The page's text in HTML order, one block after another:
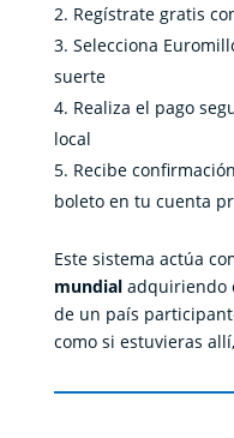
Regístrate gratis
Selecciona
suerte
Realiza el pago
local
Recibe
boleto en tu cuenta
Este sistema actúa
mundialadquiriendo
de un país
como si estuvieras